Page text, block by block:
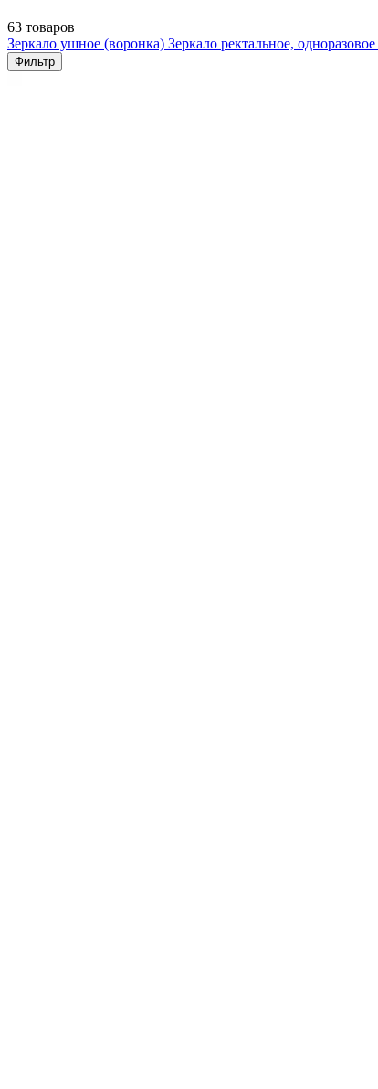
63 товаров
Зеркало ушное (воронка) Зеркало ректальное, одноразовое
Фильтр